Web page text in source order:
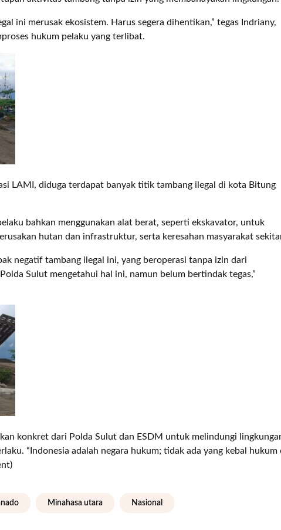
ini merusak ekosistem. Harus segera dihentikan,” tegas Indriany,
hukum pelaku yang terlibat.
LAMI, diduga terdapat banyak titik tambang ilegal di kota Bitung
bahkan menggunakan alat berat, seperti ekskavator, untuk
hutan dan infrastruktur, serta keresahan masyarakat
negatif tambang ilegal ini, yang beroperasi tanpa izin dari
Sulut mengetahui hal ini, namun belum bertindak tegas,”
konkret dari Polda Sulut dan ESDM untuk melindungi
“Indonesia adalah negara hukum; tidak ada yang kebal hukum
Minahasa utara Nasional